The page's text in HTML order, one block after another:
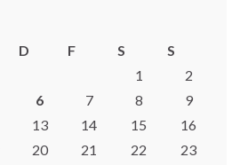
D F S
S
1
2
6 7 8
9
13 14 15
16
20 21 22
23